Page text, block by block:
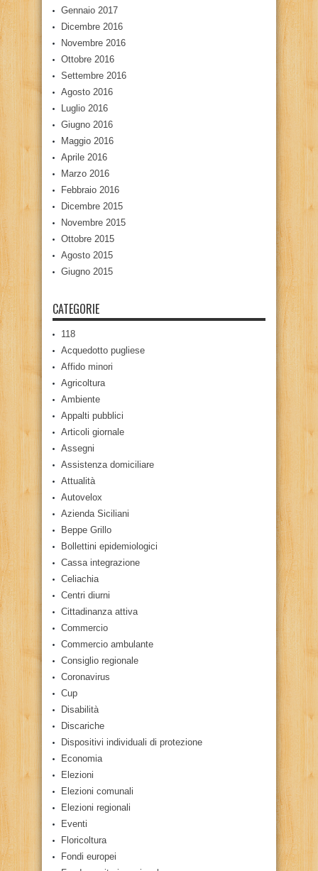
Gennaio 2017
Dicembre 2016
Novembre 2016
Ottobre 2016
Settembre 2016
Agosto 2016
Luglio 2016
Giugno 2016
Maggio 2016
Aprile 2016
Marzo 2016
Febbraio 2016
Dicembre 2015
Novembre 2015
Ottobre 2015
Agosto 2015
Giugno 2015
CATEGORIE
118
Acquedotto pugliese
Affido minori
Agricoltura
Ambiente
Appalti pubblici
Articoli giornale
Assegni
Assistenza domiciliare
Attualità
Autovelox
Azienda Siciliani
Beppe Grillo
Bollettini epidemiologici
Cassa integrazione
Celiachia
Centri diurni
Cittadinanza attiva
Commercio
Commercio ambulante
Consiglio regionale
Coronavirus
Cup
Disabilità
Discariche
Dispositivi individuali di protezione
Economia
Elezioni
Elezioni comunali
Elezioni regionali
Eventi
Floricoltura
Fondi europei